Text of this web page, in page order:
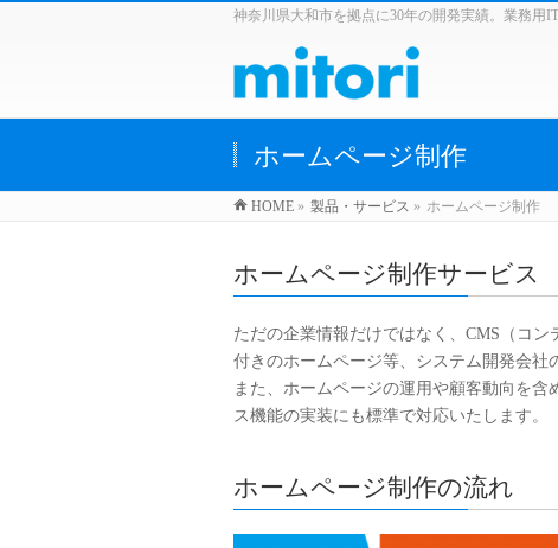
神奈川県大和市を拠点に30年の開発実績。業務用
ホームページ制作
HOME » 製品・サービス » ホームページ制作
ホームページ制作サービス
ただの企業情報だけではなく、CMS（コ
付きのホームページ等、システム開発会社
また、ホームページの運用や顧客動向を
ス機能の実装にも標準で対応いたします。
ホームページ制作の流れ